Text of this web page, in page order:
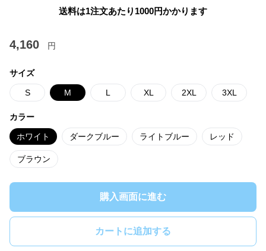
送料は1注文あたり 1000円かかります
4,160 円
サイズ
S M L XL 2XL 3XL
カラー
ホワイト ダークブルー ライトブルー レッド
ブラウン
購入画面に進む
カートに追加する